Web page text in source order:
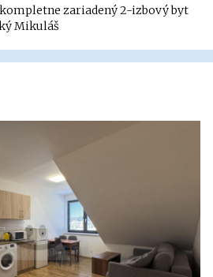
zariadený 2-izbový byt
Mikuláš